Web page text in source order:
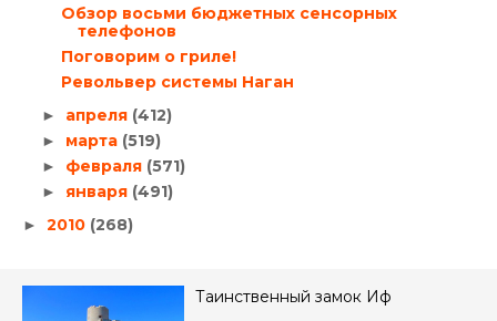
Обзор восьми бюджетных сенсорных
телефонов
Поговорим о гриле!
Револьвер системы Наган
► апреля (412)
► марта (519)
► февраля (571)
► января (491)
► 2010 (268)
Таинственный замок Иф